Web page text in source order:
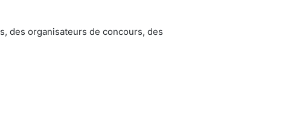
des organisateurs de concours, des